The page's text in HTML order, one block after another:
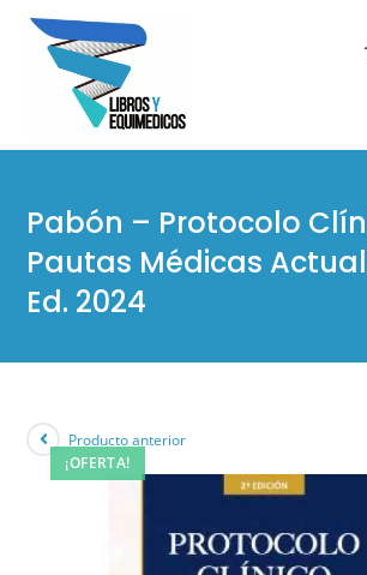
Pabón – Protocolo
Pautas Médicas
Ed. 2024
¡OFERTA!
Producto anterior